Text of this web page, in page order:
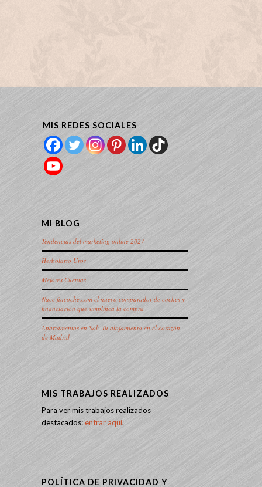
MIS REDES SOCIALES
MI BLOG
Tendencias del marketing online 2027
Herbolario Uros
Mejores Cuentas
Nace fincoche.com el nuevo comparador de coches y
financiación que simplifica la compra
Apartamentos en Sol: Tu alojamiento en el corazón
de Madrid
MIS TRABAJOS REALIZADOS
Para ver mis trabajos realizados
destacados:entrar aquí.
POLÍTICA DE PRIVACIDAD Y